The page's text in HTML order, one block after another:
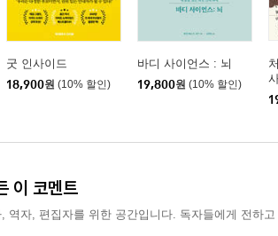
굿 인사이드
18,900원 (10% 할인)
바디 사이언스 : 뇌
19,800원 (10% 할인)
이 코멘트
, 역자, 편집자를 위한 공간입니다. 독자들에게 전하